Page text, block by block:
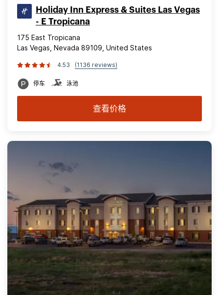
Holiday Inn Express & Suites Las Vegas
- E Tropicana
175 East Tropicana
Las Vegas, Nevada 89109, United States
4.53 (1136 reviews)
停车 泳池
查看价格